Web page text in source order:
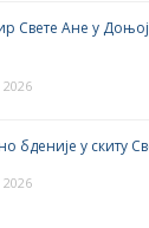
Свете Ане у
2026
бденије у скиту
2026